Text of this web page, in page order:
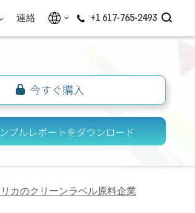
連絡 +1 617-765-2493
カのクリーンラベル原料企業